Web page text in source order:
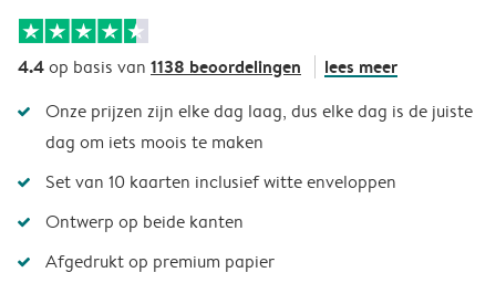
4.4op basis van 1138 beoordelingen lees meer
Onze prijzen zijn elke dag laag, dus elke dag is de juiste
dag om iets moois te maken
Set van 10 kaarten inclusief witte enveloppen
Ontwerp op beide kanten
Afgedrukt op premium papier